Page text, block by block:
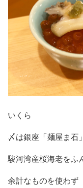
いくら
〆は銀座「麺屋ま石
駿河湾産桜海老をふ
余計なものを使わず